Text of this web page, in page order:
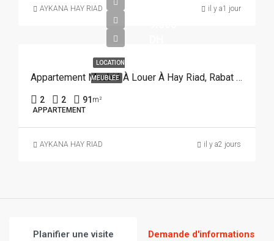
AYKANA HAY RIAD il y a1 jour
LOCATION
MEUBLÉE Appartement Meublé À Louer À Hay Riad, Rabat REF 3926
2 2 91 m²
APPARTEMENT
AYKANA HAY RIAD il y a2 jours
Planifier une visite Demande d'informations